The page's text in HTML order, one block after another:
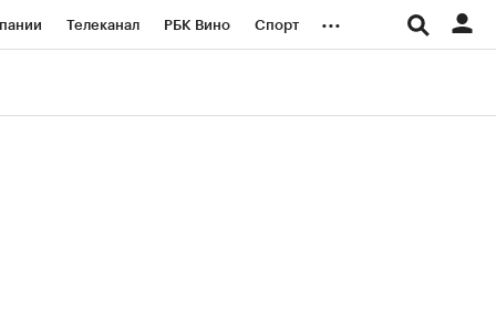
Телеканал РБК Вино Спорт ...